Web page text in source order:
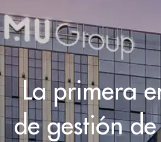
La primera
de gestión